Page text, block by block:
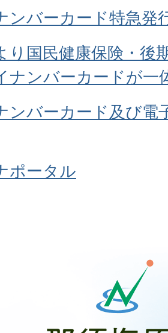
ンバーカード特急発
り国民健康保険・後
ナンバーカードが一
ンバーカード及び電
ポータル